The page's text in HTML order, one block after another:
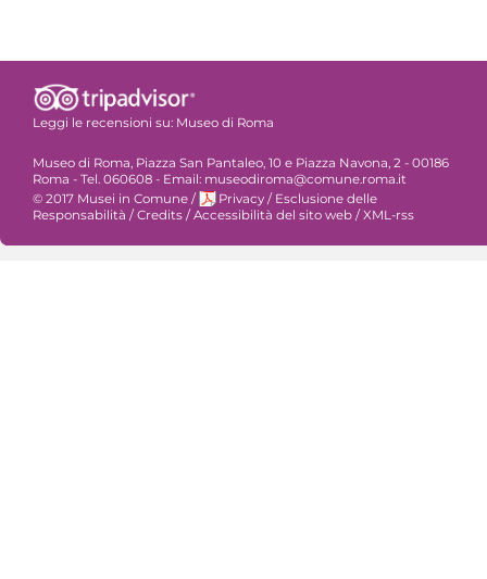
Leggi le recensioni su: Museo di Roma
Museo di Roma, Piazza San Pantaleo, 10 e Piazza Navona, 2 - 00186
Roma - Tel. 060608 - Email: museodiroma@comune.roma.it
© 2017 Musei in Comune / Privacy / Esclusione delle
Responsabilità /Credits /Accessibilità del sito web /XML-rss